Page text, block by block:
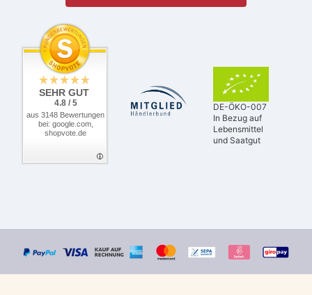
SEHR GUT
4.8 / 5
aus 3148 Bewertungen
bei: google.com,
shopvote.de
DE-ÖKO-007
In Bezug auf
Lebensmittel
und Saatgut